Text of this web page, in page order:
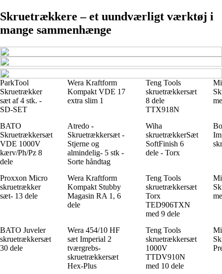
Skruetrækkere – et uundværligt værktøj i
mange sammenhænge
ParkTool
Skruetrækker
sæt af 4 stk. -
SD-SET
Wera Kraftform
Kompakt VDE 17
extra slim 1
Teng Tools
skruetrækkersæt
8 dele
TTX918N
BATO
Skruetrækkersæt
VDE 1000V
kærv/Ph/Pz 8
dele
Atredo -
Skruetrækkersæt -
Stjerne og
almindelig- 5 stk -
Sorte håndtag
Wiha
skruetrækkerSæt
SoftFinish 6
dele - Torx
Proxxon Micro
skruetrækker
sæt- 13 dele
Wera Kraftform
Kompakt Stubby
Magasin RA 1, 6
dele
Teng Tools
skruetrækkersæt
Torx
TED906TXN
med 9 dele
BATO Juveler
skruetrækkersæt
30 dele
Wera 454/10 HF
sæt Imperial 2
tværgrebs-
skruetrækkersæt
Hex-Plus
Teng Tools
skruetrækkersæt
1000V
TTDV910N
med 10 dele